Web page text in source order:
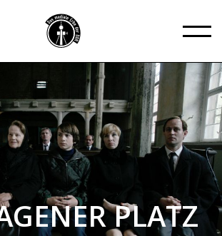
PLATZ